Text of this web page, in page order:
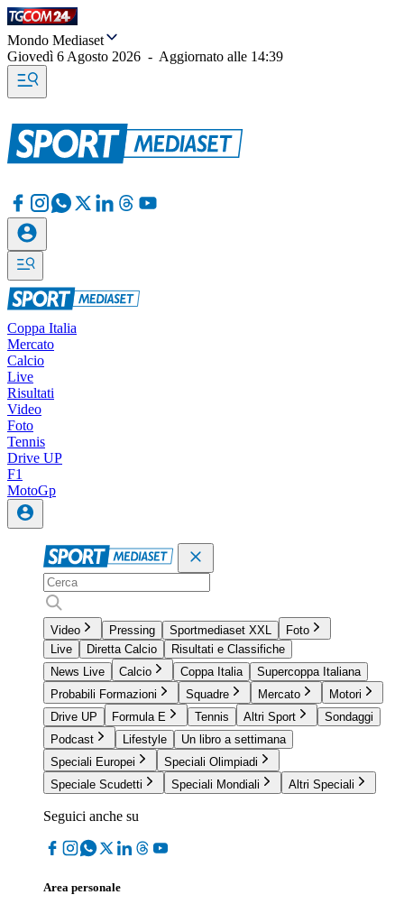
Mondo Mediaset
Giovedì 6 Agosto 2026 - Aggiornato alle 14:39
Coppa Italia
Mercato
Calcio
Live
Risultati
Video
Foto
Tennis
Drive UP
F1
MotoGp
Video Pressing Sportmediaset XXL
Foto
Live
Diretta Calcio
Risultati e Classifiche
News Live
Calcio Coppa Italia
Supercoppa Italiana
Probabili Formazioni
Squadre Mercato
Motori
Drive UP
Formula E Tennis Altri Sport
Sondaggi
Podcast
Lifestyle
Un libro a settimana
Speciali Europei
Speciali Olimpiadi
Speciale Scudetti
Speciali Mondiali Altri Speciali
Seguici anche su
Area personale